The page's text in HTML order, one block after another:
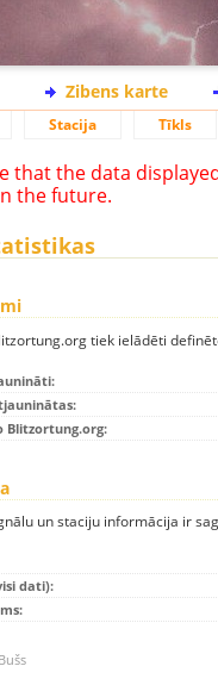
Zibens karte
Stacija Tīkls
that the data
the future.
tiek ielādēti
Blitzortung.org:
un staciju informācija ir
dati):